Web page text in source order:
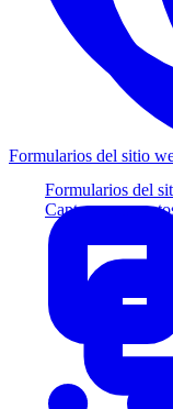
Formularios del
Capture
Formularios del sitio